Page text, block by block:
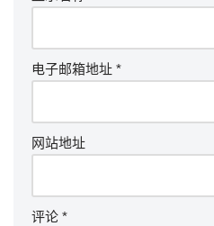
电子邮箱地址 *
网站地址
评论 *